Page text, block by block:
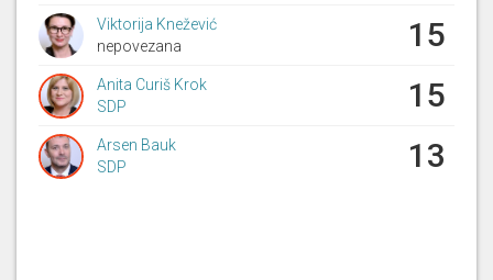
Viktorija Knežević
nepovezana
15
Anita Curiš Krok
SDP
15
Arsen Bauk
SDP
13